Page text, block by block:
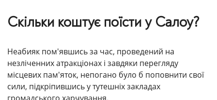
Скільки коштує поїсти у Салоу?
Неабияк пом'явшись за час, проведений на
незліченних атракціонах і завдяки перегляду
місцевих пам'яток, непогано було б поповнити свої
сили, підкріпившись у тутешніх закладах